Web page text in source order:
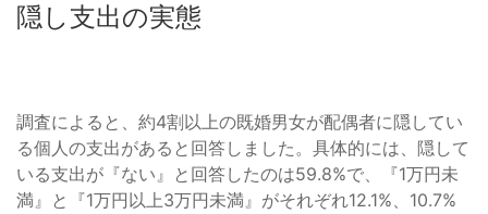
隠し支出の実態
調査によると、約4割以上の既婚男女が配偶者に隠してい
る個人の支出があると回答しました。具体的には、隠して
いる支出が『ない』と回答したのは59.8%で、『1万円未
満』と『1万円以上3万円未満』がそれぞれ12.1%、10.7%